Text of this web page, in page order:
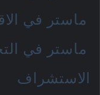
ماستر في
ماستر في
الاستشراف